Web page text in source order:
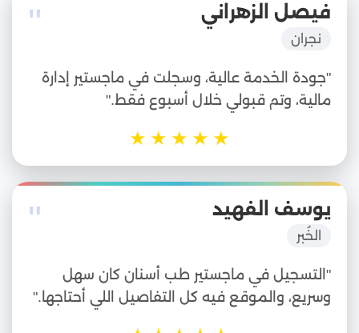
" فيصل الزهراني
نجران
"جودة الخدمة عالية، وسجلت في ماجستير إدارة
مالية، وتم قبولي خلال أسبوع فقط."
★
★
★
★
★
" يوسف الفهيد
الخُبر
"التسجيل في ماجستير طب أسنان كان سهل
وسريع، والموقع فيه كل التفاصيل اللي أحتاجها."